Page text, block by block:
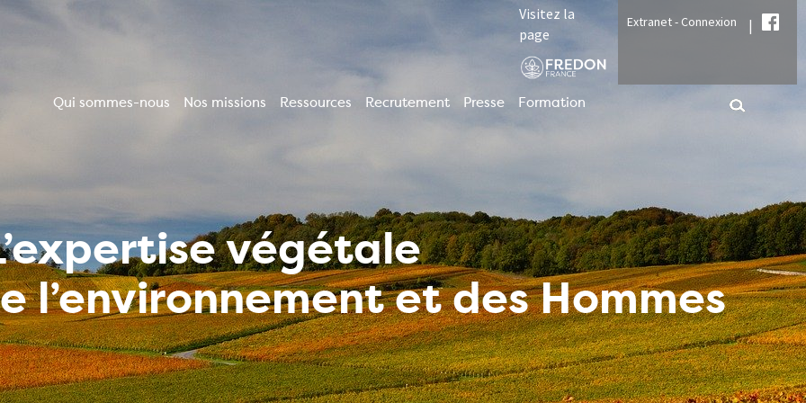
Visitez la
page
Extranet - Connexion |
Qui sommes-nous Nos missions Ressources Recrutement Presse Formation
végétale
l’environnement et des Hommes